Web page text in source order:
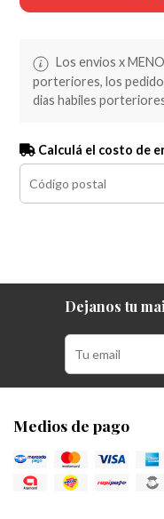
Los envios x
porteriores, los
dias habiles
Calculá el costo de
Dejanos tu
Medios de pago